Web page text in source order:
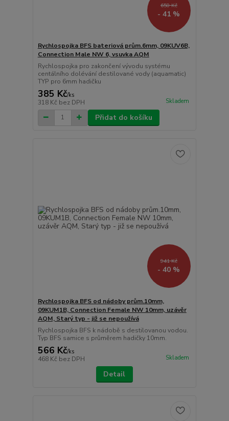
650 Kč
- 41 %
Rychlospojka BFS bateriová prům.6mm, 09KUV6B,
Connection Male NW 6, vsuvka AQM
Rychlospojka pro zakončení vývodu systému
centálního dolévání destilované vody (aquamatic)
TYP pro 6mm hadičku
385 Kč/ks
318 Kč bez DPH Skladem
Přidat do košíku
941 Kč
- 40 %
Rychlospojka BFS od nádoby prům.10mm,
09KUM1B, Connection Female NW 10mm, uzávěr
AQM, Starý typ - již se nepoužívá
Rychlospojka BFS k nádobě s destilovanou vodou.
Typ BFS samice s průměrem hadičky 10mm.
566 Kč/ks
468 Kč bez DPH Skladem
Detail